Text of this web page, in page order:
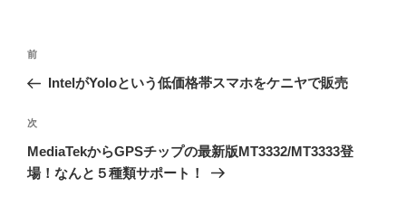
投
ナ
ビ
ゲ
ー
前
の
稿
前
IntelがYoloという低価格帯スマホをケニヤで販売
次
の
投
次
MediaTekからGPSチップの最新版MT3332/MT3333登
場！なんと５種類サポート！